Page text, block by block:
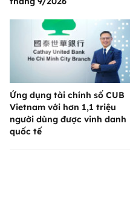
Ứng dụng tài chính số CUB
Vietnam với hơn 1,1 triệu
người dùng được vinh danh
quốc tế